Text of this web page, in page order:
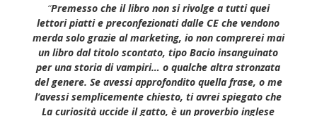
“Premesso che il libro non si rivolge a tutti quei
lettori piatti e preconfezionati dalle CE che vendono
merda solo grazie al marketing, io non comprerei mai
un libro dal titolo scontato, tipo Bacio insanguinato
per una storia di vampiri… o qualche altra stronzata
del genere. Se avessi approfondito quella frase, o me
l’avessi semplicemente chiesto, ti avrei spiegato che
La curiosità uccide il gatto, è un proverbio inglese